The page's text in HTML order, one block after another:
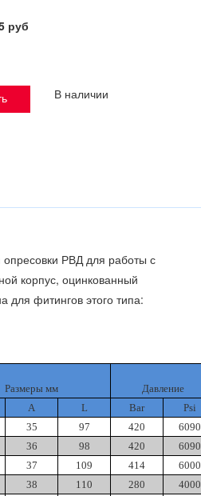
руб
В наличии
опресовки РВД для работы с
корпус, оцинкованный
для фитингов этого типа:
Размеры мм
Давление
A L Bar
Psi
35 97 420
6090
36 98 420
6090
37 109 414
6000
38 110 280
4000